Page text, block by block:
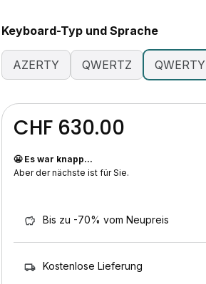
Keyboard-Typ und Sprache
AZERTY QWERTZ QWERTY
CHF 630.00
😬 Es war knapp...
Aber der nächste ist für Sie.
Bis zu -70% vom Neupreis
Kostenlose Lieferung